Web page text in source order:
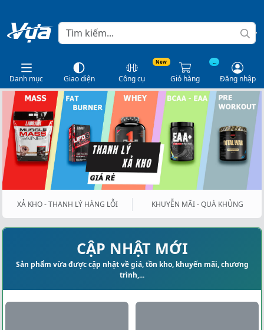
Danh mục Giao diện
New
Công cụ
...
Giỏ hàng Đăng nhập
XẢ KHO - THANH LÝ HÀNG LỖI KHUYỄN MÃI - QUÀ KHỦNG
CẬP NHẬT MỚI
Sản phẩm vừa được cập nhật về giá, tồn kho, khuyến mãi, chương
trình,...